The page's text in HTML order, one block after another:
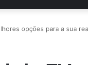
opções para a sua